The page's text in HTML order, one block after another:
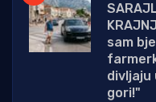
sam
divljaju
gori!"